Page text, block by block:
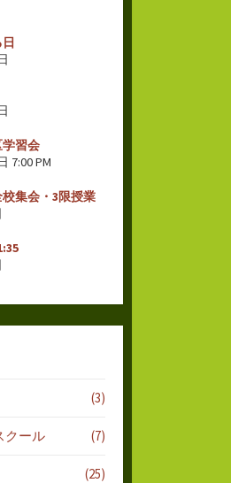
習会
7:00 PM
集会・3限授業
(3)
クール (7)
(25)